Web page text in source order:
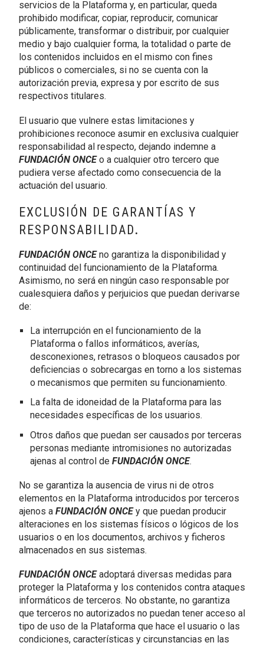
servicios de la Plataforma y, en particular, queda
prohibido modificar, copiar, reproducir, comunicar
públicamente, transformar o distribuir, por cualquier
medio y bajo cualquier forma, la totalidad o parte de
los contenidos incluidos en el mismo con fines
públicos o comerciales, si no se cuenta con la
autorización previa, expresa y por escrito de sus
respectivos titulares.
El usuario que vulnere estas limitaciones y
prohibiciones reconoce asumir en exclusiva cualquier
responsabilidad al respecto, dejando indemne a
FUNDACIÓN ONCEo a cualquier otro tercero que
pudiera verse afectado como consecuencia de la
actuación del usuario.
EXCLUSIÓN DE GARANTÍAS Y
RESPONSABILIDAD.
FUNDACIÓN ONCEno garantiza la disponibilidad y
continuidad del funcionamiento de la Plataforma.
Asimismo, no será en ningún caso responsable por
cualesquiera daños y perjuicios que puedan derivarse
de:
La interrupción en el funcionamiento de la
Plataforma o fallos informáticos, averías,
desconexiones, retrasos o bloqueos causados por
deficiencias o sobrecargas en torno a los sistemas
o mecanismos que permiten su funcionamiento.
La falta de idoneidad de la Plataforma para las
necesidades específicas de los usuarios.
Otros daños que puedan ser causados por terceras
personas mediante intromisiones no autorizadas
ajenas al control deFUNDACIÓN ONCE.
No se garantiza la ausencia de virus ni de otros
elementos en la Plataforma introducidos por terceros
ajenos a FUNDACIÓN ONCEy que puedan producir
alteraciones en los sistemas físicos o lógicos de los
usuarios o en los documentos, archivos y ficheros
almacenados en sus sistemas.
FUNDACIÓN ONCEadoptará diversas medidas para
proteger la Plataforma y los contenidos contra ataques
informáticos de terceros. No obstante, no garantiza
que terceros no autorizados no puedan tener acceso al
tipo de uso de la Plataforma que hace el usuario o las
condiciones, características y circunstancias en las